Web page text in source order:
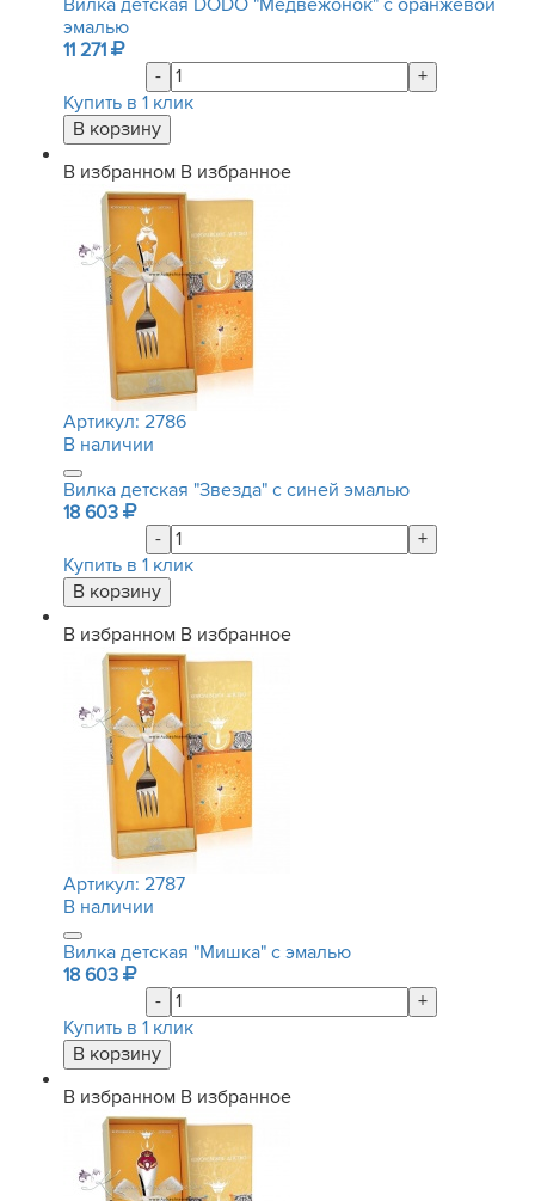
Вилка детская DODO "Медвежонок" с оранжевой
эмалью
11 271
-
+
Купить в 1 клик
В избранном В избранное
Артикул: 2786
В наличии
Вилка детская "Звезда" с синей эмалью
18 603
-
+
Купить в 1 клик
В избранном В избранное
Артикул: 2787
В наличии
Вилка детская "Мишка" с эмалью
18 603
-
+
Купить в 1 клик
В избранном В избранное